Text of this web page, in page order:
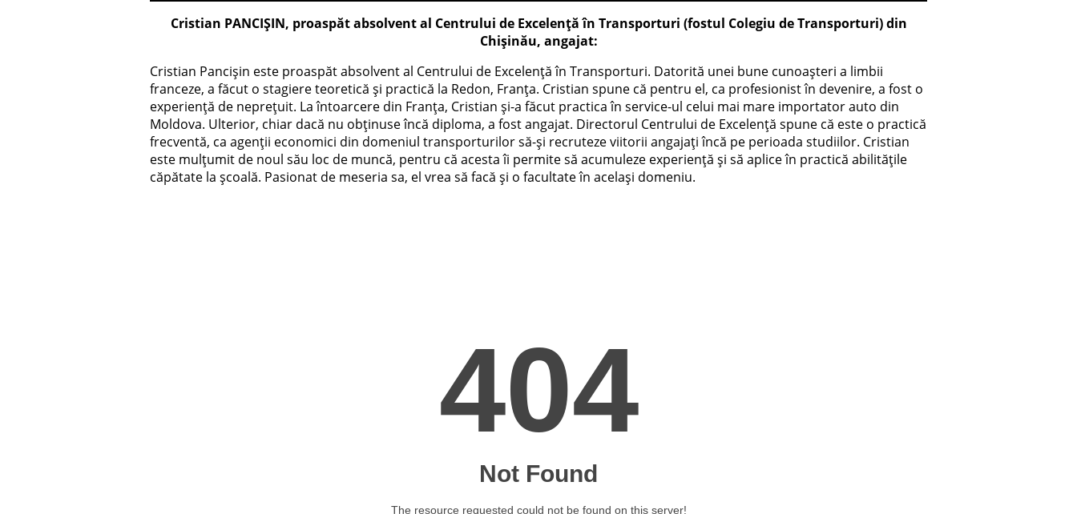
Cristian PANCIȘIN, proaspăt absolvent al Centrului de Excelență în Transporturi (fostul Colegiu de Transporturi) din
Chișinău, angajat:
Cristian Pancișin este proaspăt absolvent al Centrului de Excelență în Transporturi. Datorită unei bune cunoașteri a limbii
franceze, a făcut o stagiere teoretică și practică la Redon, Franța. Cristian spune că pentru el, ca profesionist în devenire, a fost o
experiență de neprețuit. La întoarcere din Franța, Cristian și-a făcut practica în service-ul celui mai mare importator auto din
Moldova. Ulterior, chiar dacă nu obținuse încă diploma, a fost angajat. Directorul Centrului de Excelență spune că este o practică
frecventă, ca agenții economici din domeniul transporturilor să-și recruteze viitorii angajați încă pe perioada studiilor. Cristian
este mulțumit de noul său loc de muncă, pentru că acesta îi permite să acumuleze experiență și să aplice în practică abilitățile
căpătate la școală. Pasionat de meseria sa, el vrea să facă și o facultate în același domeniu.